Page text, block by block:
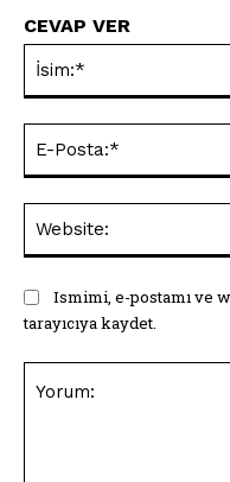
CEVAP VER
Ismimi, e-postamı ve
tarayıcıya kaydet.